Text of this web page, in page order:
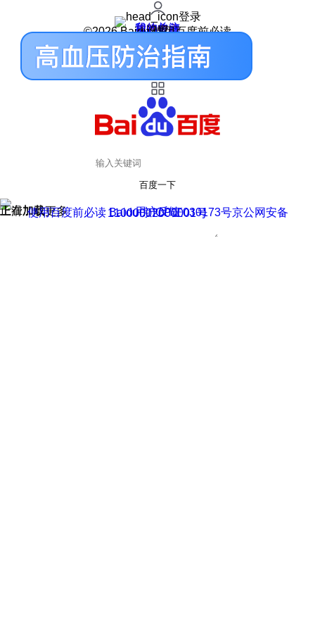
登录
我的关注
我的收藏
皮肤中心
用户反馈
设置
©2026 Baidu 使用百度前必读
百度一下
正在加载
上滑加载更多 用户反馈
使用百度前必读 Baidu 京ICP证030173号
京公网安备11000002000001号